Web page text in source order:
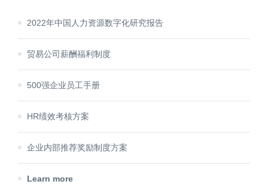
2022年中国人力资源数字化研究报告
贸易公司薪酬福利制度
500强企业员工手册
HR绩效考核方案
企业内部推荐奖励制度方案
Learn more